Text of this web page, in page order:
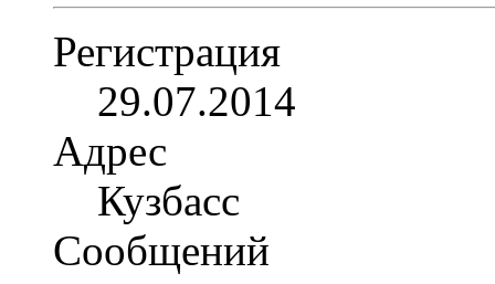
Регистрация
29.07.2014
Адрес
Кузбасс
Сообщений